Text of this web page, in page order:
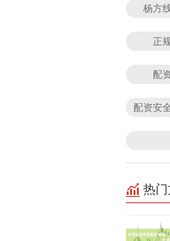
杨方
正
配
配资安
热